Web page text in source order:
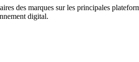
des marques sur les principales
digital.